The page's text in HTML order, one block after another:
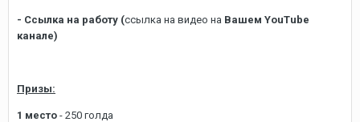
- Ссылка на работу (ссылка на видео на Вашем YouTube
канале)
Призы:
1 место - 250 голда